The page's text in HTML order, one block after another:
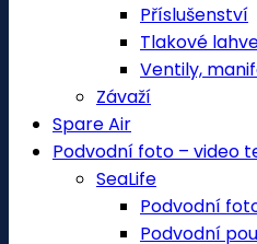
Příslušenství
Tlakové
Ventily,
Závaží
Spare Air
Podvodní foto – video
SeaLife
Podvodní
Podvodní